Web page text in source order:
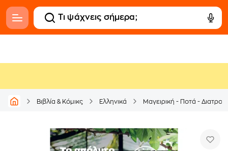
Βιβλία & Κόμικς Ελληνικά Μαγειρική - Ποτά -